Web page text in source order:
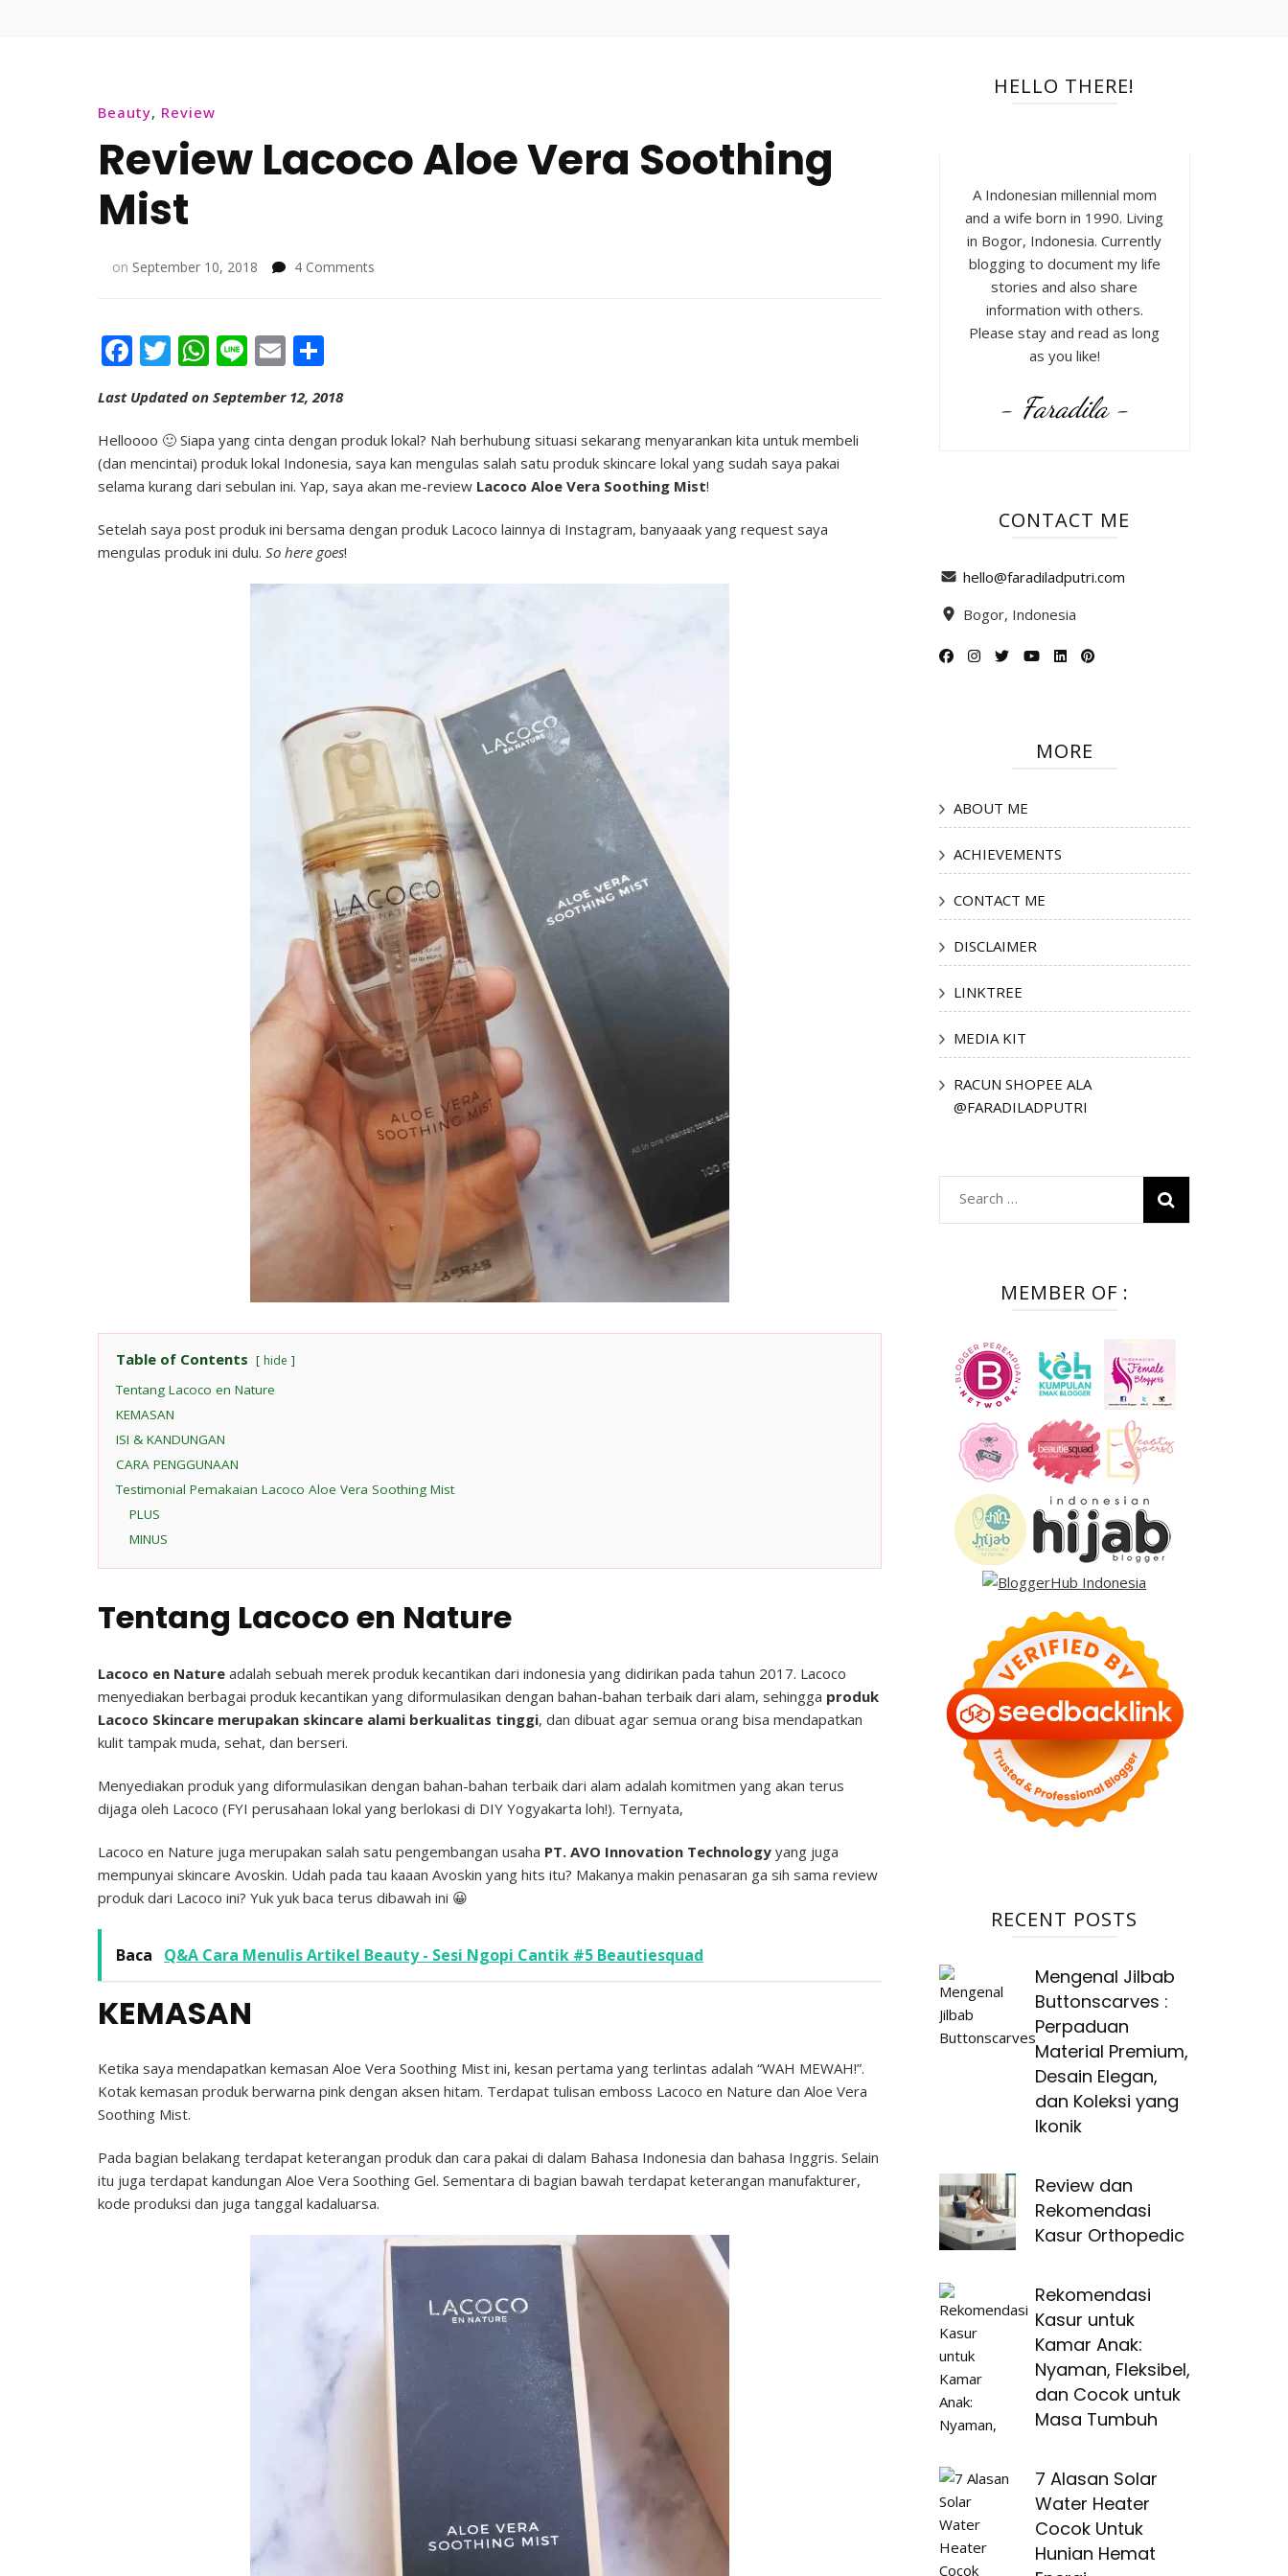
Beauty, Review
Review Lacoco Aloe Vera Soothing
Mist
on September 10, 2018 4 Comments
Facebook
Twitter
WhatsApp
LineEmail
Last Updated on September 12, 2018
Helloooo 🙂 Siapa yang cinta dengan produk lokal? Nah berhubung situasi sekarang menyarankan kita untuk membeli
(dan mencintai) produk lokal Indonesia, saya kan mengulas salah satu produk skincare lokal yang sudah saya pakai
selama kurang dari sebulan ini. Yap, saya akan me-review Lacoco Aloe Vera Soothing Mist!
Setelah saya post produk ini bersama dengan produk Lacoco lainnya di Instagram, banyaaak yang request saya
mengulas produk ini dulu. So here goes!
Table of Contents hide
Tentang Lacoco en Nature
KEMASAN
ISI & KANDUNGAN
CARA PENGGUNAAN
Testimonial Pemakaian Lacoco Aloe Vera Soothing Mist
PLUS
MINUS
Tentang Lacoco en Nature
Lacoco en Nature adalah sebuah merek produk kecantikan dari indonesia yang didirikan pada tahun 2017. Lacoco
menyediakan berbagai produk kecantikan yang diformulasikan dengan bahan-bahan terbaik dari alam, sehingga produk
Lacoco Skincare merupakan skincare alami berkualitas tinggi, dan dibuat agar semua orang bisa mendapatkan
kulit tampak muda, sehat, dan berseri.
Menyediakan produk yang diformulasikan dengan bahan-bahan terbaik dari alam adalah komitmen yang akan terus
dijaga oleh Lacoco (FYI perusahaan lokal yang berlokasi di DIY Yogyakarta loh!). Ternyata,
Lacoco en Nature juga merupakan salah satu pengembangan usaha PT. AVO Innovation Technology yang juga
mempunyai skincare Avoskin. Udah pada tau kaaan Avoskin yang hits itu? Makanya makin penasaran ga sih sama review
produk dari Lacoco ini? Yuk yuk baca terus dibawah ini 😀
Baca Q&A Cara Menulis Artikel Beauty - Sesi Ngopi Cantik #5 Beautiesquad
KEMASAN
Ketika saya mendapatkan kemasan Aloe Vera Soothing Mist ini, kesan pertama yang terlintas adalah “WAH MEWAH!”.
Kotak kemasan produk berwarna pink dengan aksen hitam. Terdapat tulisan emboss Lacoco en Nature dan Aloe Vera
Soothing Mist.
Pada bagian belakang terdapat keterangan produk dan cara pakai di dalam Bahasa Indonesia dan bahasa Inggris. Selain
itu juga terdapat kandungan Aloe Vera Soothing Gel. Sementara di bagian bawah terdapat keterangan manufakturer,
kode produksi dan juga tanggal kadaluarsa.
HELLO THERE!
A Indonesian millennial mom
and a wife born in 1990. Living
in Bogor, Indonesia. Currently
blogging to document my life
stories and also share
information with others.
Please stay and read as long
as you like!
- Faradila -
CONTACT ME
hello@faradiladputri.com
Bogor, Indonesia
MORE
ABOUT ME
ACHIEVEMENTS
CONTACT ME
DISCLAIMER
LINKTREE
MEDIA KIT
RACUN SHOPEE ALA
@FARADILADPUTRI
Search
for:
MEMBER OF :
RECENT POSTS
Mengenal Jilbab
Buttonscarves :
Perpaduan
Material Premium,
Desain Elegan,
dan Koleksi yang
Ikonik
Review dan
Rekomendasi
Kasur Orthopedic
Rekomendasi
Kasur untuk
Kamar Anak:
Nyaman, Fleksibel,
dan Cocok untuk
Masa Tumbuh
7 Alasan Solar
Water Heater
Cocok Untuk
Hunian Hemat